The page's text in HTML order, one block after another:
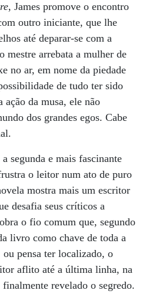
, James promove o encontro
outro iniciante, que lhe
até deparar-se com a
mestre arrebata a mulher de
no ar, em nome da piedade
de tudo ter sido
ação da musa, ele não
dos grandes egos. Cabe
a segunda e mais fascinante
o leitor num ato de puro
mostra mais um escritor
desafia seus críticos a
o fio comum que, segundo
livro como chave de toda a
pensa ter localizado, o
aflito até a última linha, na
finalmente revelado o segredo.